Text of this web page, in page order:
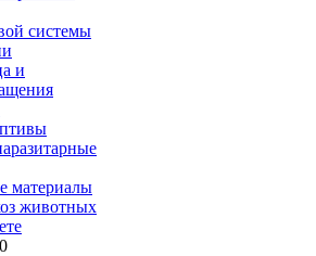
системы
и
материалы
животных